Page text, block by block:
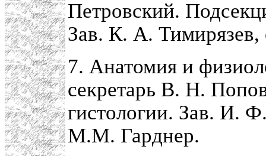
Петровский.
Зав. К. А. Тимирязев,
7. Анатомия и
секретарь В. Н.
гистологии. Зав. И.
М.М. Гарднер.